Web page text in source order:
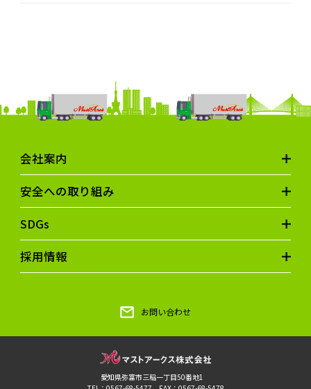
会社案内
安全への取り組み
SDGs
採用情報
お問い合わせ
愛知県弥富市三稲一丁目50番地1